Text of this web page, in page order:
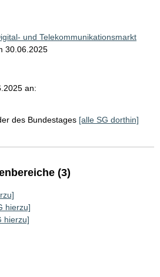
und Telekommunikationsmarkt
30.06.2025
an:
des Bundestages [alle SG dorthin]
(3)
hierzu]
hierzu]